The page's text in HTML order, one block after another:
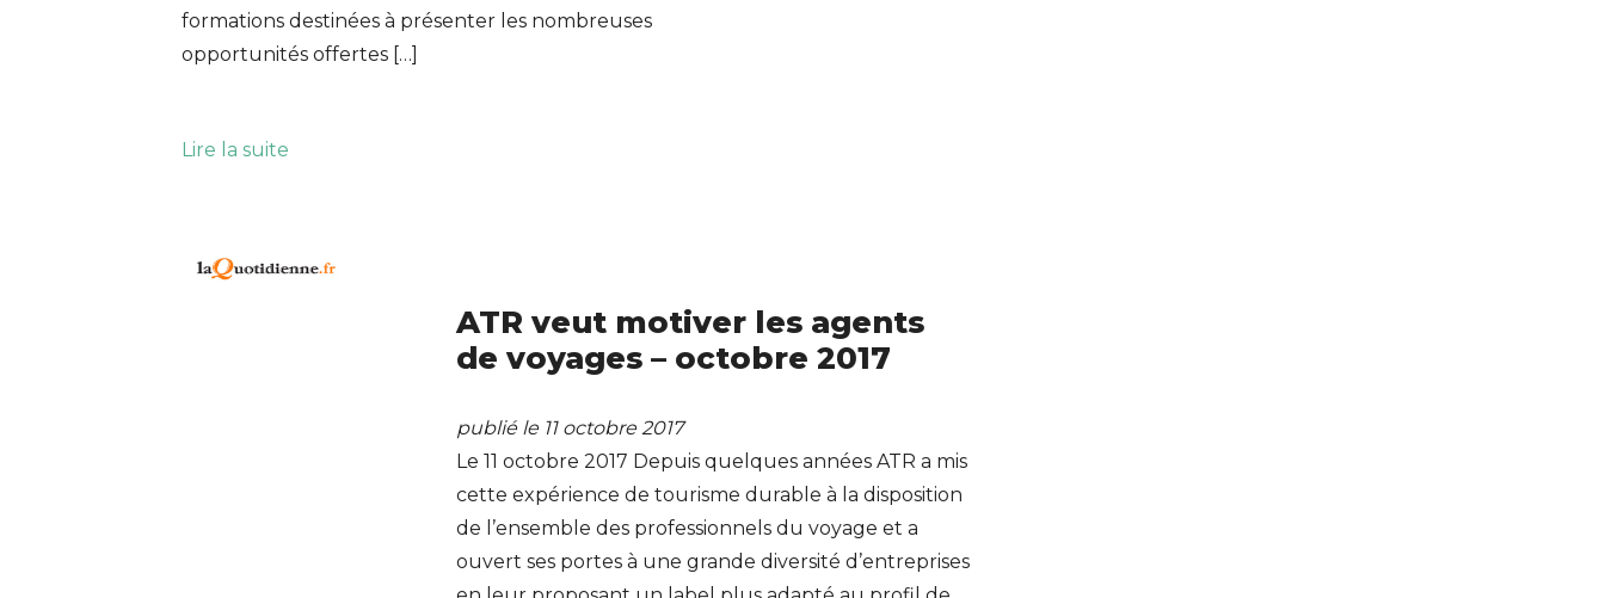
formations destinées à présenter les nombreuses
opportunités offertes […]
Lire la suite
ATR veut motiver les agents
de voyages – octobre 2017
publié le 11 octobre 2017
Le 11 octobre 2017 Depuis quelques années ATR a mis
cette expérience de tourisme durable à la disposition
de l’ensemble des professionnels du voyage et a
ouvert ses portes à une grande diversité d’entreprises